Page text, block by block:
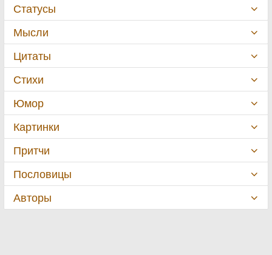
Статусы
Мысли
Цитаты
Стихи
Юмор
Картинки
Притчи
Пословицы
Авторы